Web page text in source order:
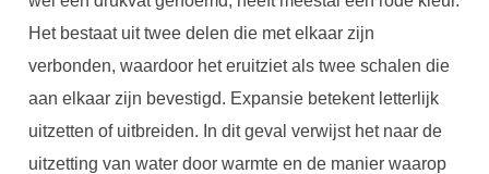
Het bestaat uit twee delen die met elkaar zijn
verbonden, waardoor het eruitziet als twee schalen die
aan elkaar zijn bevestigd. Expansie betekent letterlijk
uitzetten of uitbreiden. In dit geval verwijst het naar de
uitzetting van water door warmte en de manier waarop